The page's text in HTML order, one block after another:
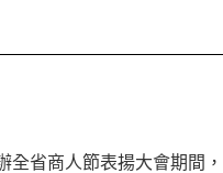
全省商人節表揚大會期間